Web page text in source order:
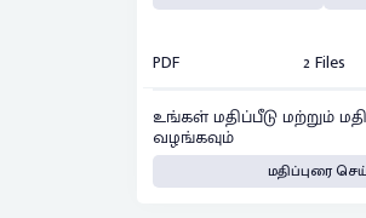
PDF 2 Files
உங்கள் மதிப்பீடு மற்றும்
வழங்கவும்
மதிப்புரை